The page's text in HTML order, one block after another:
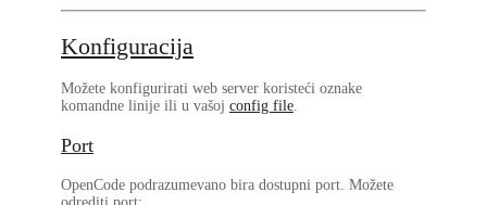
Konfiguracija
Možete konfigurirati web server koristeći oznake
komandne linije ili u vašoj config file
Port
OpenCode podrazumevano bira dostupni port. Možete